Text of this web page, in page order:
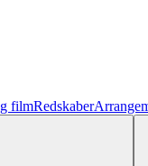
filmRedskaber